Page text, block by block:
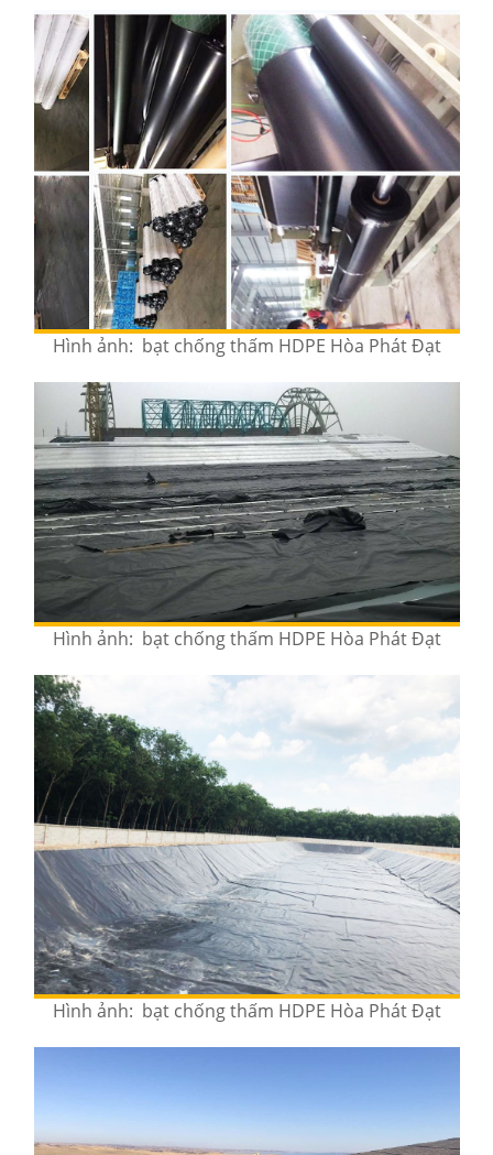
Hình ảnh: bạt chống thấm HDPE Hòa Phát Đạt
Hình ảnh: bạt chống thấm HDPE Hòa Phát Đạt
Hình ảnh: bạt chống thấm HDPE Hòa Phát Đạt